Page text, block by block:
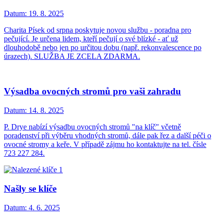
Datum: 19. 8. 2025
Charita Písek od srpna poskytuje novou službu - poradna pro
pečující. Je určena lidem, kteří pečují o své blízké - ať už
dlouhodobě nebo jen po určitou dobu (např. rekonvalescence po
úrazech). SLUŽBA JE ZCELA ZDARMA.
Výsadba ovocných stromů pro vaši zahradu
Datum: 14. 8. 2025
P. Drye nabízí výsadbu ovocných stromů "na klíč" včetně
poradenství při výběru vhodných stromů, dále pak řez a další péči o
ovocné stromy a keře. V případě zájmu ho kontaktujte na tel. čísle
723 227 284.
Našly se klíče
Datum: 4. 6. 2025